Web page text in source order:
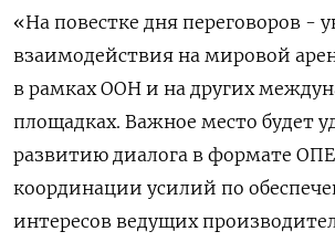
«На повестке дня переговоров -
взаимодействия на мировой
в рамках ООН и на других
площадках. Важное место будет
развитию диалога в формате
координации усилий по
интересов ведущих